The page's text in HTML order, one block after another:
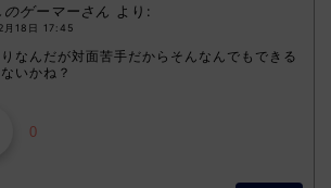
のゲーマーさん より:
月18日 17:45
なんだが対面苦手だからそんなんでもできる
いかね？
0